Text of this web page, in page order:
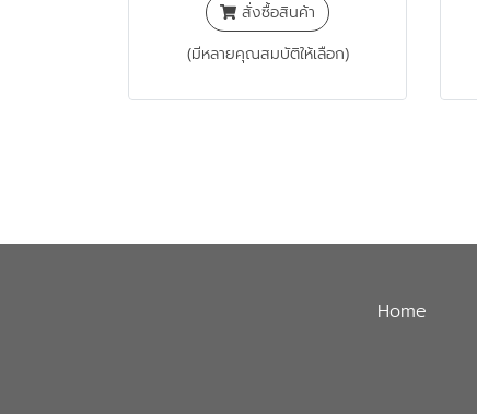
สั่งซื้อสินค้า
(มีหลายคุณสมบัติให้เลือก)
Home